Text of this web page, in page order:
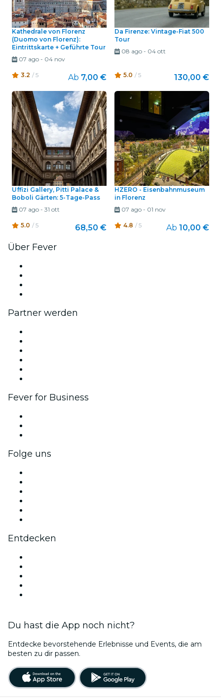
Kathedrale von Florenz
(Duomo von Florenz):
Eintrittskarte + Geführte Tour
07 ago- 04 nov
3.2 / 5 Ab 7,00 €
Da Firenze: Vintage-Fiat 500
Tour
08 ago- 04 ott
5.0 / 5 130,00 €
Uffizi Gallery, Pitti Palace &
Boboli Gärten: 5-Tage-Pass
07 ago- 31 ott
5.0 / 5 68,50 €
HZERO - Eisenbahnmuseum
in Florenz
07 ago- 01 nov
4.8 / 5 Ab 10,00 €
Über Fever
Partner werden
Fever for Business
Folge uns
Entdecken
Du hast die App noch nicht?
Entdecke bevorstehende Erlebnisse und Events, die am
besten zu dir passen.